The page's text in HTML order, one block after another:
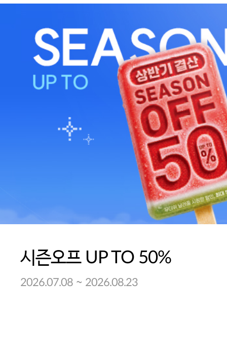
시즌오프 UP TO 50%
2026.07.08 ~ 2026.08.23